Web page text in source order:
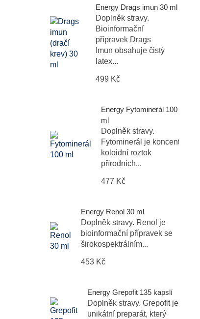
Energy Drags imun 30 ml
Doplněk stravy.
Bioinformační
přípravek Drags
Imun obsahuje čistý
latex...
499 Kč
Energy Fytominerál 100
ml
Doplněk stravy.
Fytominerál je koncentrovaný
koloidní roztok
přírodních...
477 Kč
Energy Renol 30 ml
Doplněk stravy. Renol je
bioinformační přípravek se
širokospektrálním...
453 Kč
Energy Grepofit 135 kapslí
Doplněk stravy. Grepofit je
unikátní preparát, který